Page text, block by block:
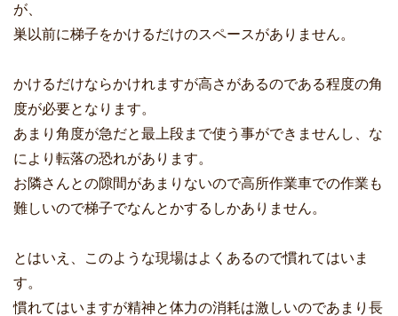
が、
巣以前に梯子をかけるだけのスペースがありません。
かけるだけならかけれますが高さがあるのである程度の角
度が必要となります。
あまり角度が急だと最上段まで使う事ができませんし、な
により転落の恐れがあります。
お隣さんとの隙間があまりないので高所作業車での作業も
難しいので梯子でなんとかするしかありません。
とはいえ、このような現場はよくあるので慣れてはいま
す。
慣れてはいますが精神と体力の消耗は激しいのであまり長